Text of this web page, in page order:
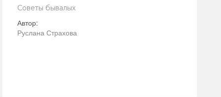
Советы бывалых
Автор:
Руслана Страхова